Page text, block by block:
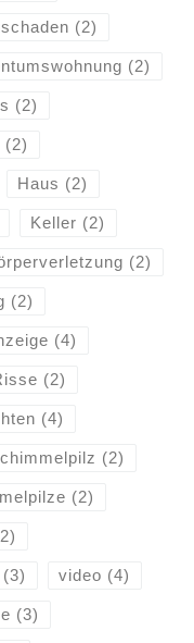
(2)
(2)
(2)
(2)
Haus (2)
Keller (2)
(2)
(2)
(4)
(2)
(4)
(2)
(2)
(3) video (4)
(3)